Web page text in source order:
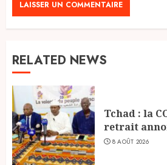
RELATED NEWS
Tchad : la
retrait
8 AOÛT 2026